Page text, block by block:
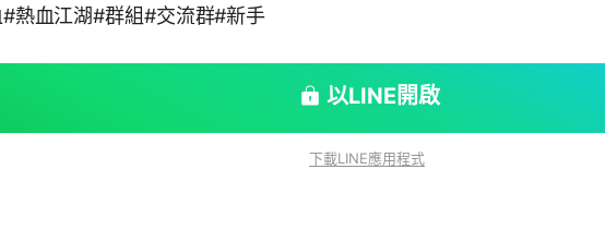
熱血江湖#群組#交流群#新手
以LINE開啟
下載LINE應用程式